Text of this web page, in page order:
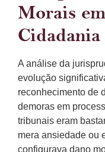
Morais
Cidadania
A análise da
evolução
reconhecimento de
demoras em
tribunais eram
mera ansiedade ou
configurava dano